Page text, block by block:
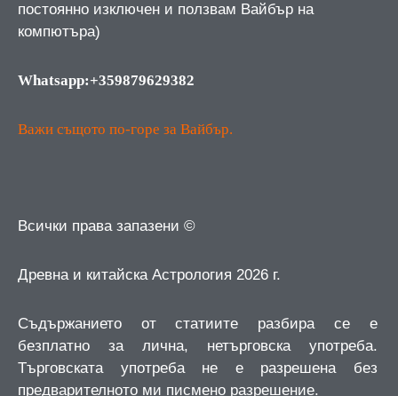
постоянно изключен и ползвам Вайбър на
компютъра)
Whatsapp:+359879629382
Важи същото по-горе за Вайбър.
Всички права запазени ©
Древна и китайска Астрология 2026 г.
Съдържанието от статиите разбира се е
безплатно за лична, нетърговска употреба.
Търговската употреба не е разрешена без
предварителното ми писмено разрешение.